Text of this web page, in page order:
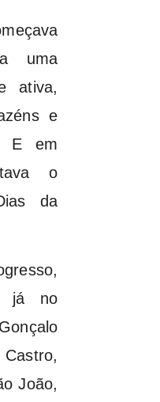
uma
ativa,
e
E em
o
da
já no
João,